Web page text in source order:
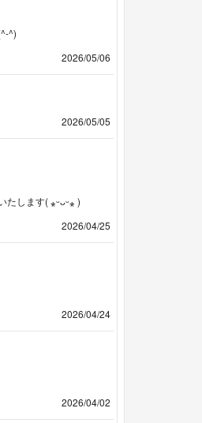
^)
2026/05/06
2026/05/05
たします( ⁎ᵕᴗᵕ⁎ )
2026/04/25
2026/04/24
2026/04/02